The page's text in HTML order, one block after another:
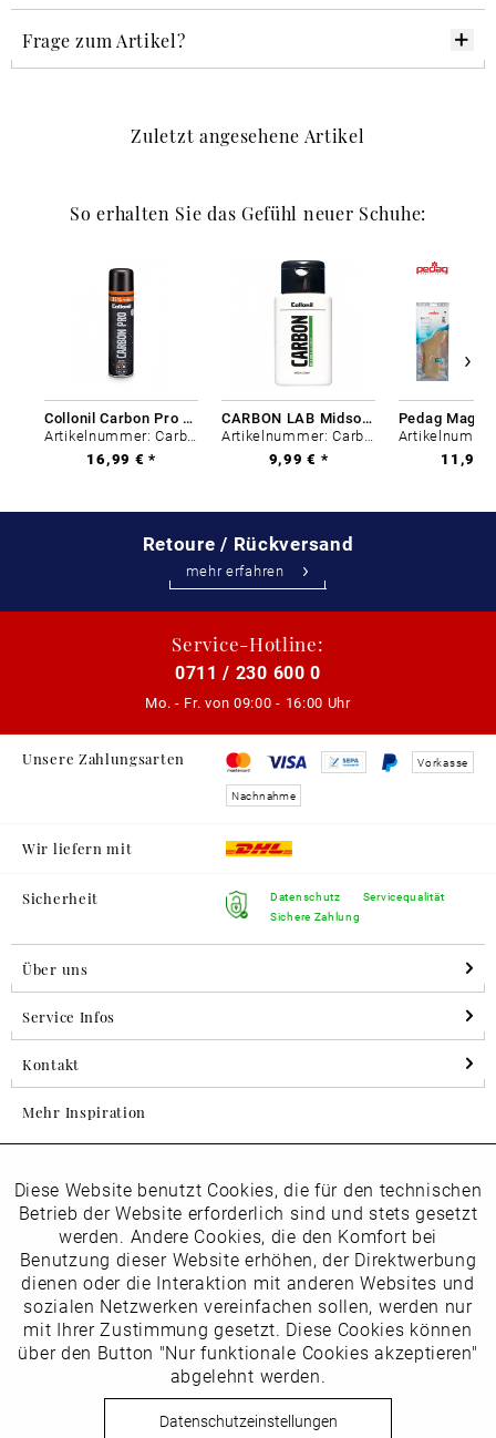
Frage zum Artikel?
Zuletzt angesehene Artikel
So erhalten Sie das Gefühl neuer Schuhe:
Collonil Carbon Pro 400 ml
Artikelnummer: Carbon-0
16,99 € *
CARBON LAB Midsole Cleaner
Artikelnummer: Carbon-0
9,99 € *
11,99
Retoure / Rückversand
mehr erfahren
Service-Hotline:
0711 / 230 600 0
Mo. - Fr. von 09:00 - 16:00 Uhr
Unsere Zahlungsarten Vorkasse
Nachnahme
Wir liefern mit
Sicherheit
Datenschutz
Sichere Zahlung
Servicequalität
Über uns
Service Infos
Kontakt
Mehr Inspiration
Folgen Sie uns auf Instagram
horsch_schuhe
Newsletter
Datenschutzbestimmungenhabe ich zur Kenntnis
vom Newsletter abmelden.
Funktionale Aktiv
Marketing Inaktiv
Tracking Inaktiv
Inaktiv
Diese Website benutzt Cookies, die für den technischen
Betrieb der Website erforderlich sind und stets gesetzt
werden. Andere Cookies, die den Komfort bei
Benutzung dieser Website erhöhen, der Direktwerbung
dienen oder die Interaktion mit anderen Websites und
sozialen Netzwerken vereinfachen sollen, werden nur
mit Ihrer Zustimmung gesetzt. Diese Cookies können
über den Button "Nur funktionale Cookies akzeptieren"
abgelehnt werden.
Datenschutzeinstellungen